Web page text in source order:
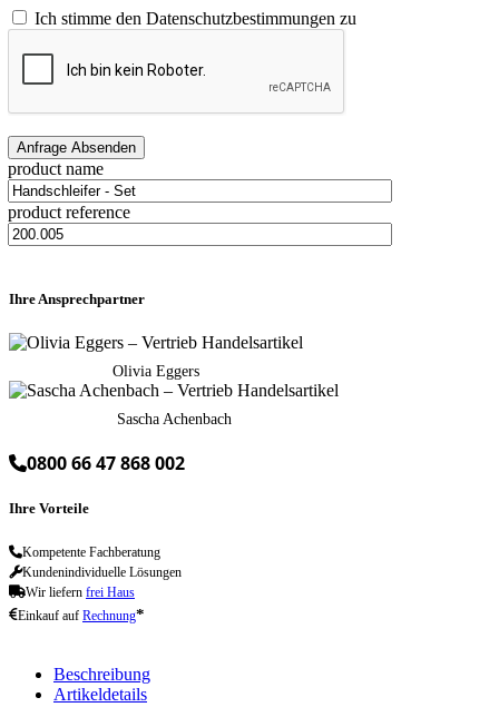
Ich stimme den Datenschutzbestimmungen zu
product name
product reference
Ihre Ansprechpartner
Olivia Eggers
Sascha Achenbach
0800 66 47 868 002
Ihre Vorteile
Kompetente Fachberatung
Kundenindividuelle Lösungen
Wir liefern frei Haus
Einkauf auf Rechnung*
Beschreibung
Artikeldetails